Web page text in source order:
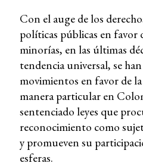
Con el auge de los
políticas públicas en favor
minorías, en las últimas
tendencia universal, se
movimientos en favor de
manera particular en
sentenciado leyes que
reconocimiento como
y promueven su
esferas.